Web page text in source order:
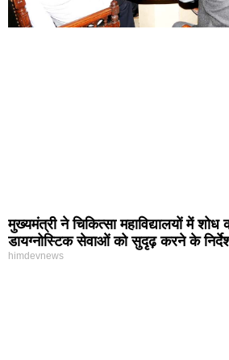
मुख्यमंत्री ने चिकित्सा महाविद्यालयों में
डायग्नोस्टिक सेवाओं को सुदृढ़ करने के
himdevnews